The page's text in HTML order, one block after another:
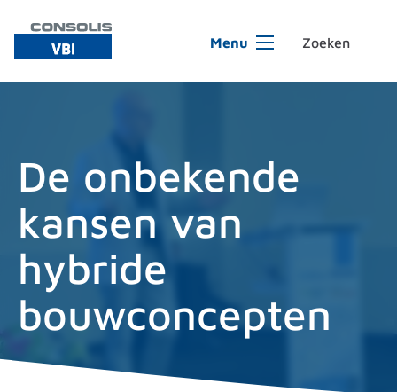
Menu
De onbekende
kansen van
hybride
bouwconcepten